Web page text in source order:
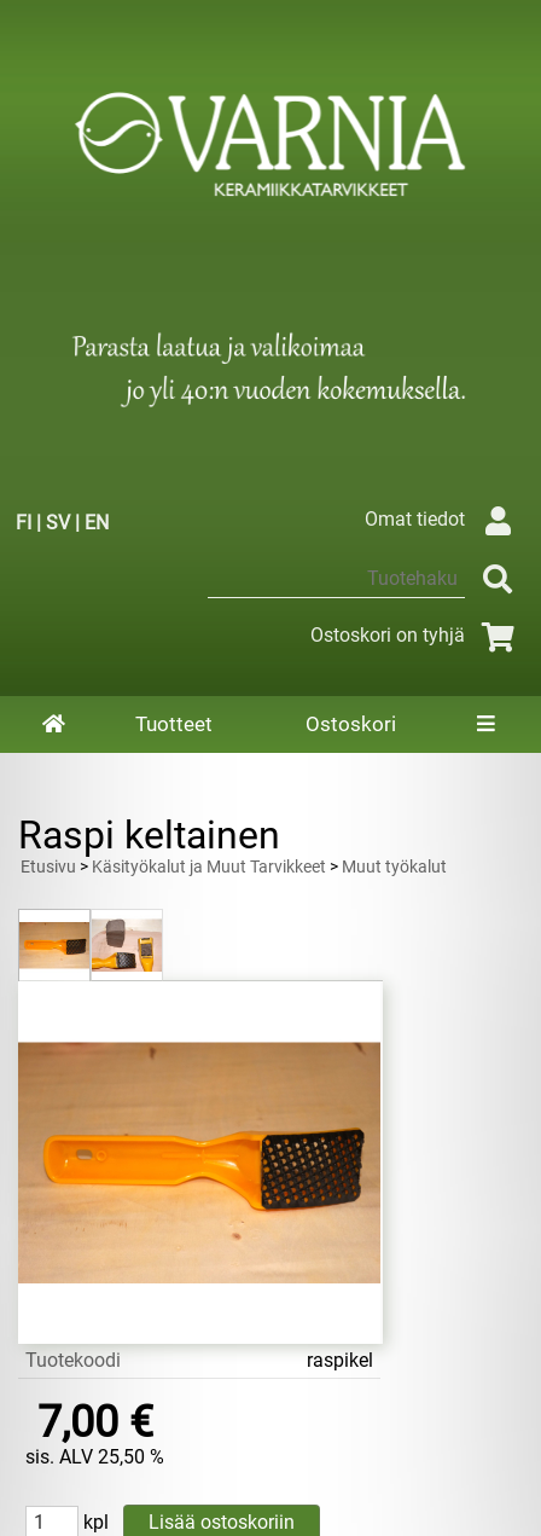
FI | SV| EN Omat tiedot
Ostoskori on tyhjä
Tuotteet Ostoskori
Raspi keltainen
Etusivu > Käsityökalut ja Muut Tarvikkeet > Muut työkalut
Tuotekoodi raspikel
7,00 €
sis. ALV 25,50 %
kpl